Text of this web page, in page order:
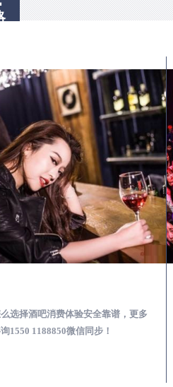
选择酒吧消费体验安全靠谱，更多
1550 1188850微信同步！